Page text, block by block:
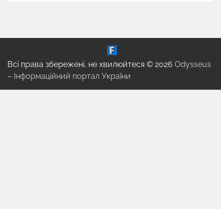
Всі права збережені, не хвилюйтеся © 2026 Odysseus
– Інформаційний портал України